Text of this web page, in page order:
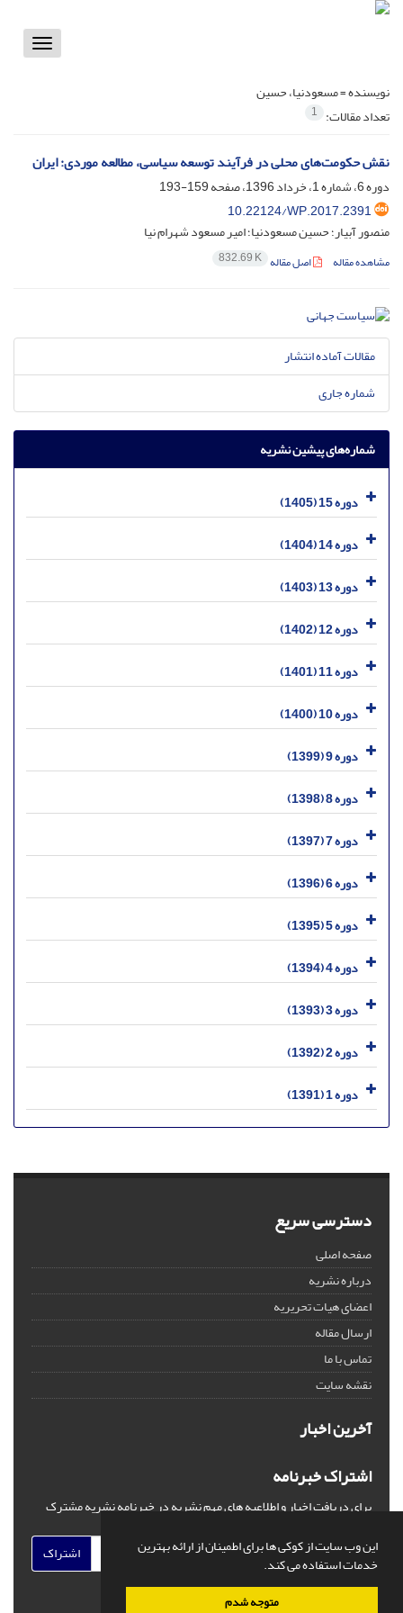
این وب سایت از کوکی ها برای اطمینان از ارائه بهترین
خدمات استفاده می کند.
متوجه شدم
Toggle
نویسنده =مسعودنیا، حسین
تعداد مقالات: 1
نقش حکومت‌های محلی در فرآیند توسعه سیاسی، مطالعه موردی: ایران
دوره 6، شماره 1، خرداد 1396، صفحه
159-193
10.22124/WP.2017.2391
منصور آبیار؛ حسین مسعودنیا؛ امیر مسعود شهرام نیا
مشاهده مقاله اصل مقاله 832.69 K
مقالات آماده انتشار
شماره جاری
شماره‌های پیشین نشریه
دوره 15 (1405)
دوره 14 (1404)
دوره 13 (1403)
دوره 12 (1402)
دوره 11 (1401)
دوره 10 (1400)
دوره 9 (1399)
دوره 8 (1398)
دوره 7 (1397)
دوره 6 (1396)
دوره 5 (1395)
دوره 4 (1394)
دوره 3 (1393)
دوره 2 (1392)
دوره 1 (1391)
دسترسی سریع
صفحه اصلی
درباره نشریه
اعضای هیات تحریریه
ارسال مقاله
تماس با ما
نقشه سایت
آخرین اخبار
اشتراک خبرنامه
برای دریافت اخبار و اطلاعیه های مهم نشریه در خبرنامه نشریه مشترک
اشتراک